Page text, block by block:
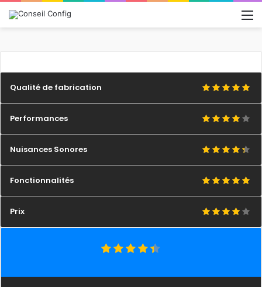
Qualité de fabrication
Performances
Nuisances Sonores
Fonctionnalités
Prix